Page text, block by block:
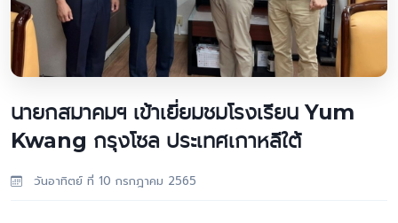
นายกสมาคมฯ เข้าเยี่ยมชมโรงเรียน Yum
Kwang กรุงโซล ประเทศเกาหลีใต้
วันอาทิตย์ ที่ 10 กรกฎาคม 2565